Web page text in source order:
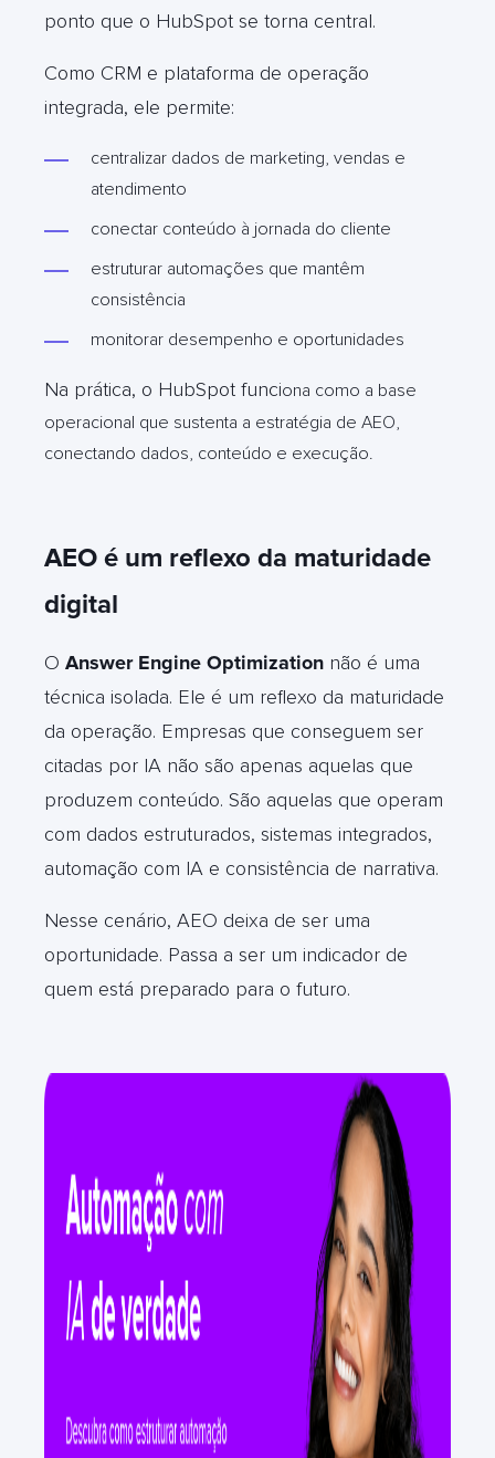
ponto que o HubSpot se torna central.
Como CRM e plataforma de operação
integrada, ele permite:
centralizar dados de marketing, vendas e
atendimento
conectar conteúdo à jornada do cliente
estruturar automações que mantêm
consistência
monitorar desempenho e oportunidades
Na prática, o HubSpot funciona como a base
operacional que sustenta a estratégia de AEO,
conectando dados, conteúdo e execução.
AEO é um reflexo da maturidade
digital
O Answer Engine Optimization não é uma
técnica isolada. Ele é um reflexo da maturidade
da operação. Empresas que conseguem ser
citadas por IA não são apenas aquelas que
produzem conteúdo. São aquelas que operam
com dados estruturados, sistemas integrados,
automação com IA e consistência de narrativa.
Nesse cenário, AEO deixa de ser uma
oportunidade. Passa a ser um indicador de
quem está preparado para o futuro.